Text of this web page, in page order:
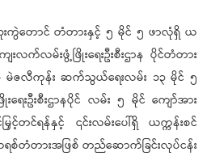
းကွဲတောင် တံတားနှင့် ၅ မိုင် ၅ ဖာလုံရှိ ယ
လက်လမ်းဖွံ့ဖြိုးရေးဦးစီးဌာန ပိုင်တံတား
ျိုး - မဲဇလီကုန်း ဆက်သွယ်ရေးလမ်း ၁၃ မိုင် ၅
းဦးစီးဌာနပိုင် လမ်း ၅ မိုင် ကျော်အား
င့်တင်ရန်နှင့် ၎င်းလမ်းပေါ်ရှိ ယက္ကန်းစင်
တံတားအဖြစ် တည်ဆောက်ခြင်းလုပ်ငန်း